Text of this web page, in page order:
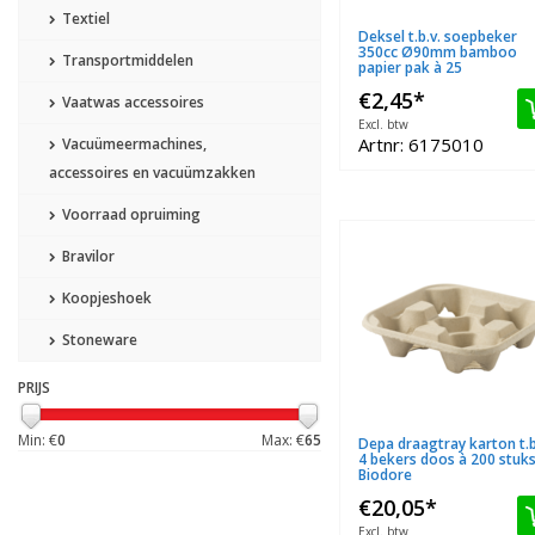
Textiel
Transportmiddelen
Vaatwas accessoires
Vacuümeermachines,
accessoires en vacuümzakken
Voorraad opruiming
Bravilor
Koopjeshoek
Stoneware
PRIJS
Min: €0 Max: €65
Deksel t.b.v. soepbeker
350cc Ø90mm bamboo
papier pak à 25
€2,45*
Excl. btw
Artnr: 6175010
Depa draagtray karton
4 bekers doos à 200 stuks
Biodore
€20,05*
Excl. btw